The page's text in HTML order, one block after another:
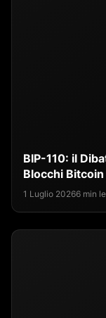
BIP-110: il
Blocchi Bitcoin
1 Luglio 20266 min